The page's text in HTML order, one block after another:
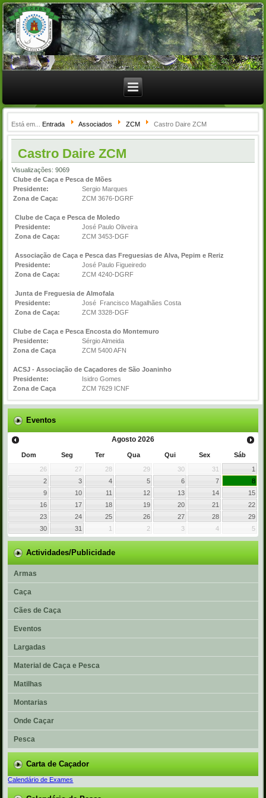
Está em...Entrada Associados ZCM Castro Daire ZCM
Castro Daire ZCM
Visualizações: 9069
Clube de Caça e Pesca de Mões
Presidente:
Sergio Marques
Zona de Caça:
ZCM 3676-DGRF
Clube de Caça e Pesca de Moledo
Presidente:
José Paulo Oliveira
Zona de Caça:
ZCM 3453-DGF
Associação de Caça e Pesca das Freguesias de Alva, Pepim e Reriz
Presidente:
José Paulo Figueiredo
Zona de Caça:
ZCM 4240-DGRF
Junta de Freguesia de Almofala
Presidente:
José Francisco Magalhães Costa
Zona de Caça:
ZCM 3328-DGF
Clube de Caça e Pesca Encosta do Montemuro
Presidente:
Sérgio Almeida
Zona de Caça
ZCM 5400 AFN
ACSJ - Associação de Caçadores de São Joaninho
Presidente:
Isidro Gomes
Zona de Caça
ZCM 7629 ICNF
Eventos
Agosto 2026
Dom Seg Ter Qua Qui Sex
Sáb
26
27 28 29 30 31
1
2
3 4 5 6 7
8
9
10 11 12 13 14
15
16
17 18 19 20 21
22
23
24 25 26 27 28
29
30
31 1 2 3 4 5
Actividades/Publicidade
Armas
Caça
Cães de Caça
Eventos
Largadas
Material de Caça e Pesca
Matilhas
Montarias
Onde Caçar
Pesca
Carta de Caçador
Calendário de Exames